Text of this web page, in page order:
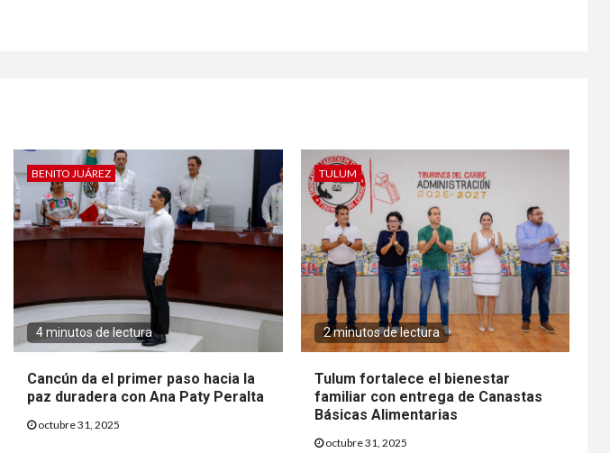
BENITO JUÁREZ
4 minutos de lectura
Cancún da el primer paso hacia la
paz duradera con Ana Paty Peralta
octubre 31, 2025
TULUM
2 minutos de lectura
Tulum fortalece el bienestar
familiar con entrega de Canastas
Básicas Alimentarias
octubre 31, 2025